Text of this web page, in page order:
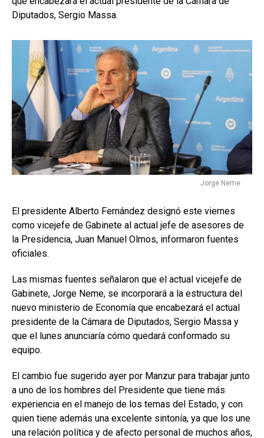
Diputados, Sergio Massa.
Jorge Neme
El presidente Alberto Fernández designó este viernes
como vicejefe de Gabinete al actual jefe de asesores de
la Presidencia, Juan Manuel Olmos, informaron fuentes
oficiales.
Las mismas fuentes señalaron que el actual vicejefe de
Gabinete, Jorge Neme, se incorporará a la estructura del
nuevo ministerio de Economía que encabezará el actual
presidente de la Cámara de Diputados, Sergio Massa y
que el lunes anunciaría cómo quedará conformado su
equipo.
El cambio fue sugerido ayer por Manzur para trabajar junto
a uno de los hombres del Presidente que tiene más
experiencia en el manejo de los temas del Estado, y con
quien tiene además una excelente sintonía, ya que los une
una relación política y de afecto personal de muchos años,